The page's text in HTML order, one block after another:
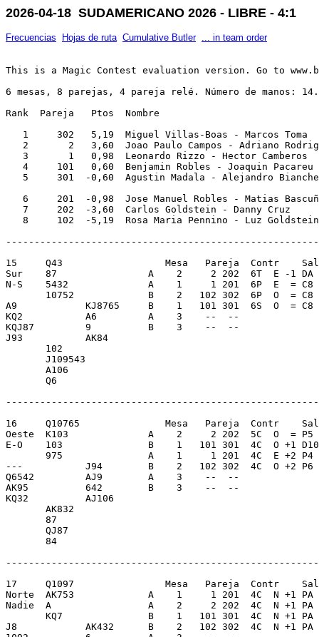
2026-04-18 SUDAMERICANO 2026 - LIBRE - 4:1
Frecuencias Hojas de ruta Cumulative Butler ... in team order
This is a Magic Contest evaluation version. Go to
6 mesas, 8 parejas, 4 pareja relé. Número de manos:
Rank  Pareja   Ptos  Nombre
1     302   5,19  Miguel Villas-Boas - Marcos
2       2   3,60  Joao Paulo Campos - Adriano
3       1   0,98  Leonardo Rizzo - Hector Camberos
4     101   0,60  Benjamin Robles - Joaquin
5     301  -0,60  Agustin Madala - Alejandro
6     201  -0,98  Jose Manuel Robles - Matias
7     202  -3,60  Carlos Goldstein - Danny Cruz